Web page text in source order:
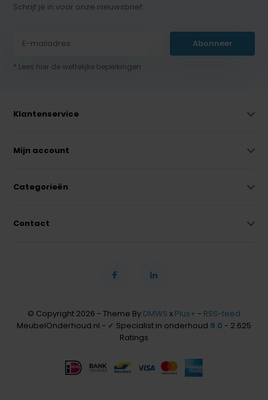
Schrijf je in voor onze nieuwsbrief:
Abonneer
* Lees hier de wettelijke beperkingen
Klantenservice
Mijn account
Categorieën
Contact
© Copyright 2026 - Theme By DMWS x Plus+ - RSS-feed
MeubelOnderhoud.nl - ✓ Specialist in onderhoud 9.0 - 2.625
Ratings